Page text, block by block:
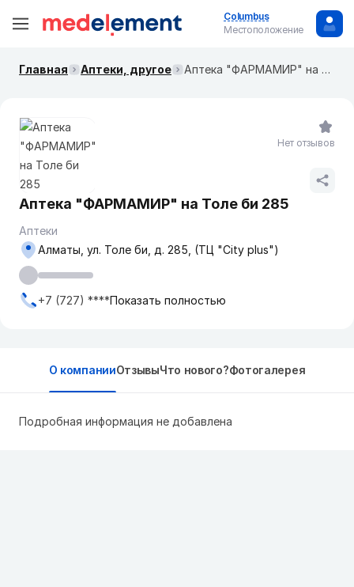
Columbus
Местоположение
Главная Аптеки, другое Аптека "ФАРМАМИР" на Толе би 285
Аптека "ФАРМАМИР" на Толе би 285
Аптеки
Алматы, ул. Толе би, д. 285, (ТЦ "City plus")
+7 (727) ****Показать полностью
Нет отзывов
О компанииОтзывыЧто нового?Фотогалерея
Подробная информация не добавлена